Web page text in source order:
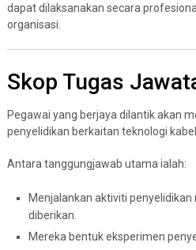
dapat dilaksanakan secara
organisasi.
Skop Tugas
Pegawai yang berjaya dilantik akan
penyelidikan berkaitan teknologi kabel
Antara tanggungjawab utama ialah:
Menjalankan aktiviti
diberikan.
Mereka bentuk eksperimen